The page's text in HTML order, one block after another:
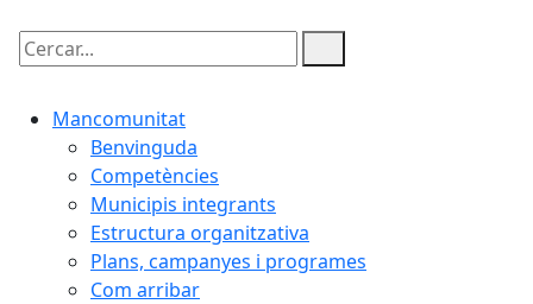
Cercar:
Mancomunitat
Benvinguda
Competències
Municipis integrants
Estructura organitzativa
Plans, campanyes i programes
Com arribar